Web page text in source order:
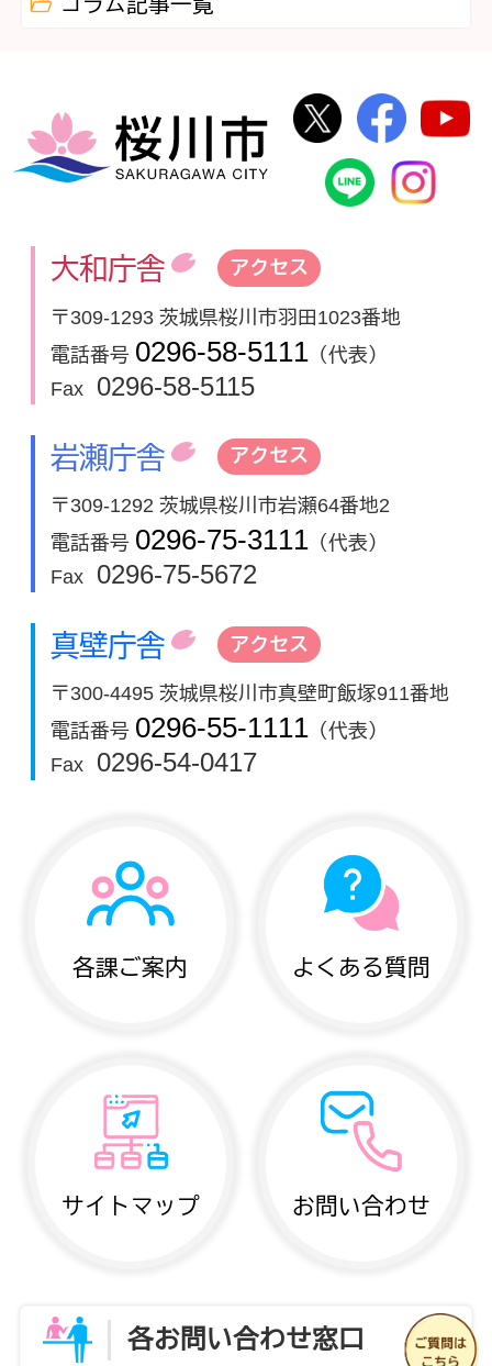
桜川市
桜川市公式
桜川
桜川市公
大和庁舎 アクセス
〒309-1293 茨城県桜川市羽田1023番地
電話番号 0296-58-5111 （代表）
Fax
0296-58-5115
岩瀬庁舎 アクセス
〒309-1292 茨城県桜川市岩瀬64番地2
電話番号 0296-75-3111 （代表）
Fax
0296-75-5672
真壁庁舎 アクセス
〒300-4495 茨城県桜川市真壁町飯塚911番地
電話番号 0296-55-1111 （代表）
Fax
0296-54-0417
各課ご案内 よくある質問
サイトマップ お問い合わせ
各お問い合わせ窓口